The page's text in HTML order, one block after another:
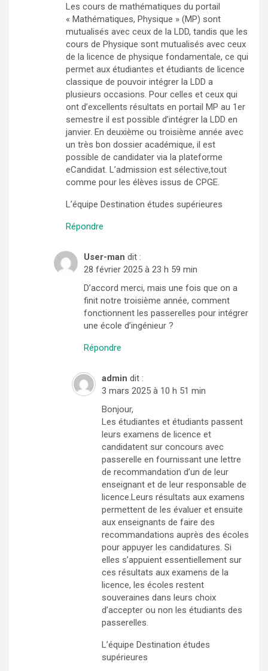
Les cours de mathématiques du portail
« Mathématiques, Physique » (MP) sont
mutualisés avec ceux de la LDD, tandis que les
cours de Physique sont mutualisés avec ceux
de la licence de physique fondamentale, ce qui
permet aux étudiantes et étudiants de licence
classique de pouvoir intégrer la LDD a
plusieurs occasions. Pour celles et ceux qui
ont d’excellents résultats en portail MP au 1er
semestre il est possible d’intégrer la LDD en
janvier. En deuxième ou troisième année avec
un très bon dossier académique, il est
possible de candidater via la plateforme
eCandidat. L’admission est sélective,tout
comme pour les élèves issus de CPGE.
L’équipe Destination études supérieures
Répondre
User-man dit :
28 février 2025 à 23 h 59 min
D’accord merci, mais une fois que on a
finit notre troisième année, comment
fonctionnent les passerelles pour intégrer
une école d’ingénieur ?
Répondre
admin dit :
3 mars 2025 à 10 h 51 min
Bonjour,
Les étudiantes et étudiants passent
leurs examens de licence et
candidatent sur concours avec
passerelle en fournissant une lettre
de recommandation d’un de leur
enseignant et de leur responsable de
licence.Leurs résultats aux examens
permettent de les évaluer et ensuite
aux enseignants de faire des
recommandations auprès des écoles
pour appuyer les candidatures. Si
elles s’appuient essentiellement sur
ces résultats aux examens de la
licence, les écoles restent
souveraines dans leurs choix
d’accepter ou non les étudiants des
passerelles.
L’équipe Destination études
supérieures